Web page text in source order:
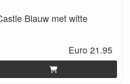
Blauw met witte
Euro 21.95